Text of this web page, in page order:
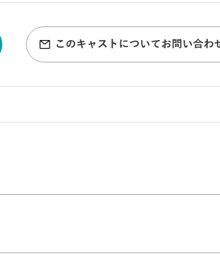
このキャストについてお問い合わ